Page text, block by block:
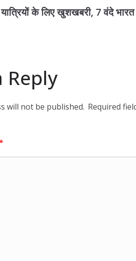
के लिए खुशखबरी, 7 वंदे भारत
Reply
will not be published. Required